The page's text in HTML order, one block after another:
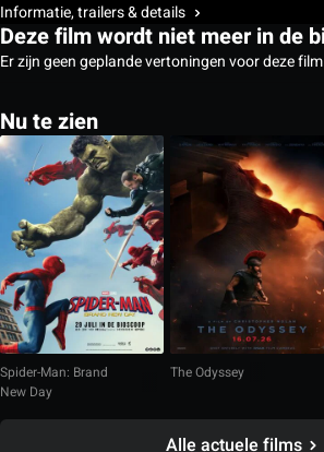
Informatie, trailers & details
Deze film wordt niet meer in de
Er zijn geen geplande vertoningen voor deze film
Nu te zien
Spider-Man: Brand
New Day
The Odyssey
Alle actuele films